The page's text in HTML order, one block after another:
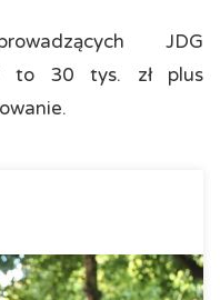
JDG
to 30 tys. zł plus